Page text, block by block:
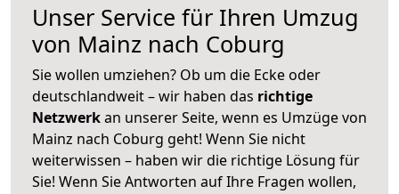
Unser Service für Ihren Umzug
von Mainz nach Coburg
Sie wollen umziehen? Ob um die Ecke oder
deutschlandweit – wir haben das richtige
Netzwerkan unserer Seite, wenn es Umzüge von
Mainz nach Coburg geht! Wenn Sie nicht
weiterwissen – haben wir die richtige Lösung für
Sie! Wenn Sie Antworten auf Ihre Fragen wollen,